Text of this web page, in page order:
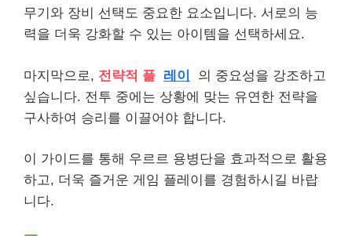
무기와 장비 선택도 중요한 요소입니다. 서로의 능
력을 더욱 강화할 수 있는 아이템을 선택하세요.
마지막으로, 전략적 플 레이
의 중요성을 강조하고
싶습니다. 전투 중에는 상황에 맞는 유연한 전략을
구사하여 승리를 이끌어야 합니다.
이 가이드를 통해 우르르 용병단을 효과적으로 활용
하고, 더욱 즐거운 게임 플레이를 경험하시길 바랍
니다.